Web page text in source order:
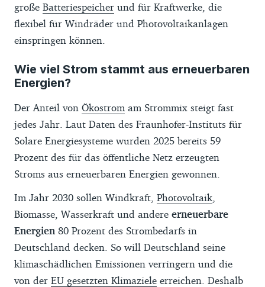
große Batteriespeicher und für Kraftwerke, die
flexibel für Windräder und Photovoltaikanlagen
einspringen können.
Wie viel Strom stammt aus erneuerbaren
Energien?
Der Anteil von Ökostrom am Strommix steigt fast
jedes Jahr. Laut Daten des Fraunhofer-Instituts für
Solare Energiesysteme wurden 2025 bereits 59
Prozent des für das öffentliche Netz erzeugten
Stroms aus erneuerbaren Energien gewonnen.
Im Jahr 2030 sollen Windkraft, Photovoltaik
Biomasse, Wasserkraft und andere erneuerbare
Energien 80 Prozent des Strombedarfs in
Deutschland decken. So will Deutschland seine
klimaschädlichen Emissionen verringern und die
von der EU gesetzten Klimaziele erreichen. Deshalb